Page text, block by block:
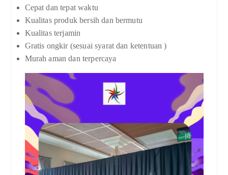
Cepat dan tepat waktu
Kualitas produk bersih dan bermutu
Kualitas terjamin
Gratis ongkir (sesuai syarat dan ketentuan )
Murah aman dan terpercaya